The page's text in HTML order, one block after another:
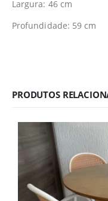
Largura: 46 cm
Profundidade: 59 cm
PRODUTOS